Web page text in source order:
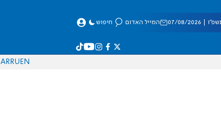
08/2026 המייל האדום חיפוש
EN
RU
AR